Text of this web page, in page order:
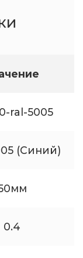
ral-5005
(Синий)
0.4